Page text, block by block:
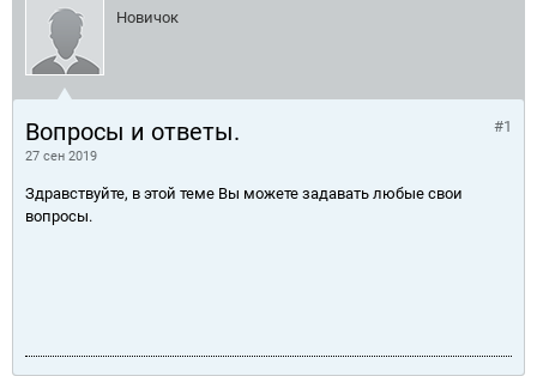
Новичок
Вопросы и ответы.
27 сен 2019
#1
Здравствуйте, в этой теме Вы можете задавать любые свои
вопросы.